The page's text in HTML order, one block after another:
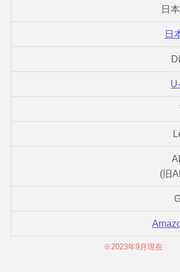
日
日
(旧
※2023年9月現在